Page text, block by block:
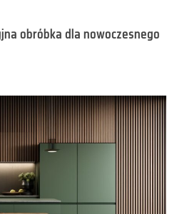
obróbka dla nowoczesnego